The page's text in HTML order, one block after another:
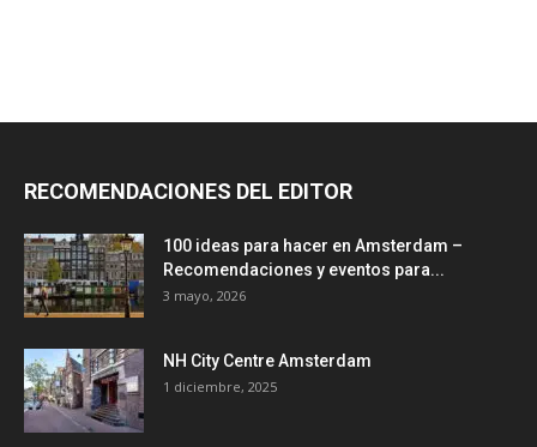
RECOMENDACIONES DEL EDITOR
100 ideas para hacer en Amsterdam –
Recomendaciones y eventos para...
3 mayo, 2026
NH City Centre Amsterdam
1 diciembre, 2025